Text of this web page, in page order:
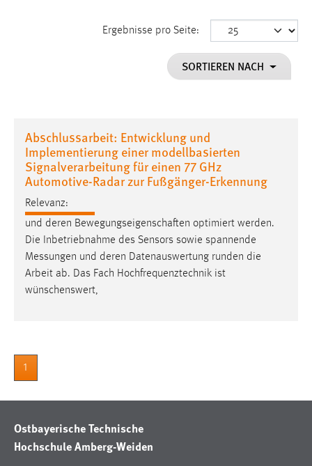
Ergebnisse pro Seite:
SORTIEREN NACH
Abschlussarbeit: Entwicklung und
Implementierung einer modellbasierten
Signalverarbeitung für einen 77 GHz
Automotive-Radar zur Fußgänger-Erkennung
Relevanz:
und deren Bewegungseigenschaften optimiert werden.
Die Inbetriebnahme des Sensors sowie spannende
Messungen und deren Datenauswertung runden die
Arbeit ab. Das Fach Hochfrequenztechnik ist
wünschenswert,
1
Ostbayerische Technische
Hochschule Amberg-Weiden
Cookie Laufzeit:
staticfilecache
Zweck:
Für performante Seitenauslieferung wird in diesem Cookie
Sprachpräferenz
Name:
site-language-preference
Chat
Name:
MibewSessionID, MIBEW_UserID, mibew_locale, mibew-